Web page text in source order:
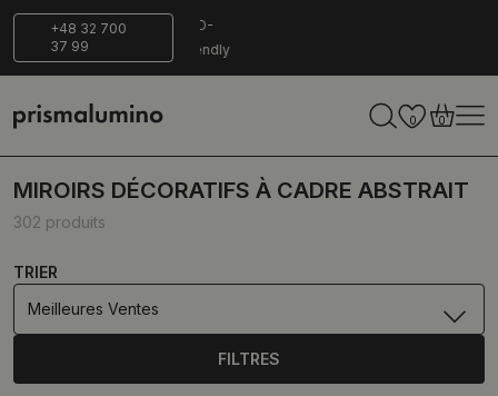
+48 32 700
37 99
Livraison
sécurisée
ECO-
0 0
MIROIRS DÉCORATIFS À CADRE ABSTRAIT
302 produits
TRIER
Meilleures Ventes
FILTRES